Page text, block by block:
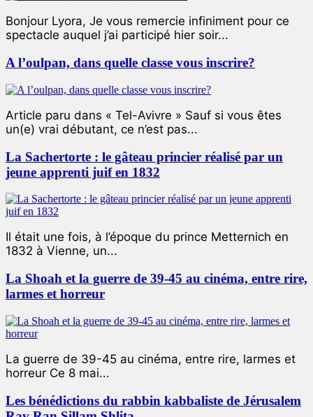
Bonjour Lyora, Je vous remercie infiniment pour ce
spectacle auquel j’ai participé hier soir...
A l’oulpan, dans quelle classe vous inscrire?
Article paru dans « Tel-Avivre » Sauf si vous êtes
un(e) vrai débutant, ce n’est pas...
La Sachertorte : le gâteau princier réalisé par un
jeune apprenti juif en 1832
Il était une fois, à l’époque du prince Metternich en
1832 à Vienne, un...
La Shoah et la guerre de 39-45 au cinéma, entre rire,
larmes et horreur
La guerre de 39-45 au cinéma, entre rire, larmes et
horreur Ce 8 mai...
Les bénédictions du rabbin kabbaliste de Jérusalem